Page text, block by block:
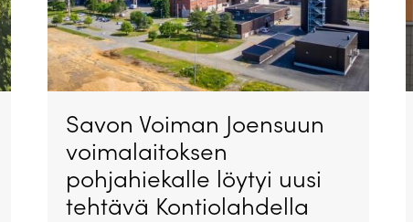
Savon Voiman Joensuun
voimalaitoksen
pohjahiekalle löytyi uusi
tehtävä Kontiolahdella